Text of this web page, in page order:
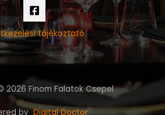
tájékoztató
2026 Finom Falatok Csepel
byDigital Doctor